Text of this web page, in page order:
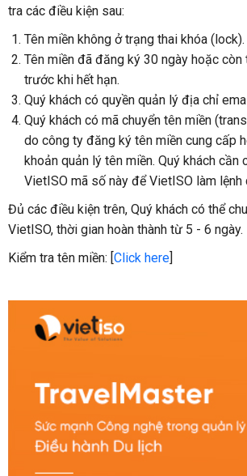
tra các điều kiện sau:
Tên miền không ở trạng thai khóa (lock).
Tên miền đã đăng ký 30 ngày hoặc
trước khi hết hạn.
Quý khách có quyền quản lý địa chỉ
Quý khách có mã chuyển tên miền
do công ty đăng ký tên miền cung cấp
khoản quản lý tên miền. Quý khách cần
VietISO mã số này để VietISO làm lệnh
Đủ các điều kiện trên, Quý khách có thể
VietISO, thời gian hoàn thành từ 5 - 6 ngày.
Kiểm tra tên miền: [Click here]